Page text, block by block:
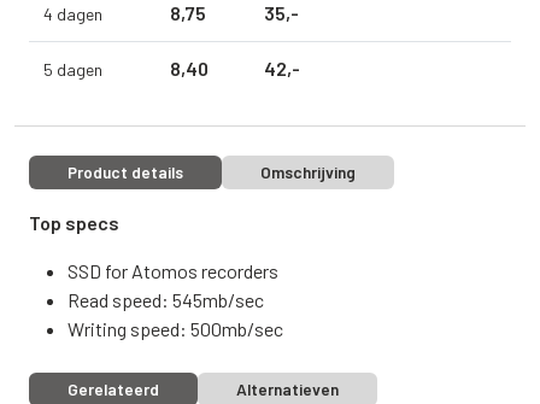
4 dagen 8,75 35,-
5 dagen 8,40 42,-
Product details Omschrijving
Top specs
SSD for Atomos recorders
Read speed: 545mb/sec
Writing speed: 500mb/sec
Gerelateerd Alternatieven